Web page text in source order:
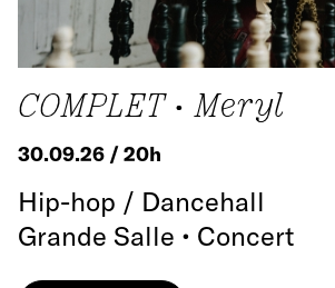
COMPLET • Meryl
30.09.26 / 20h
Hip-hop / Dancehall
Grande Salle • Concert